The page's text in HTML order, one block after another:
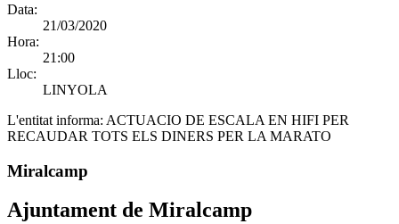
Data:
21/03/2020
Hora:
21:00
Lloc:
LINYOLA
L'entitat informa: ACTUACIO DE ESCALA EN HIFI PER
RECAUDAR TOTS ELS DINERS PER LA MARATO
Miralcamp
Ajuntament de Miralcamp